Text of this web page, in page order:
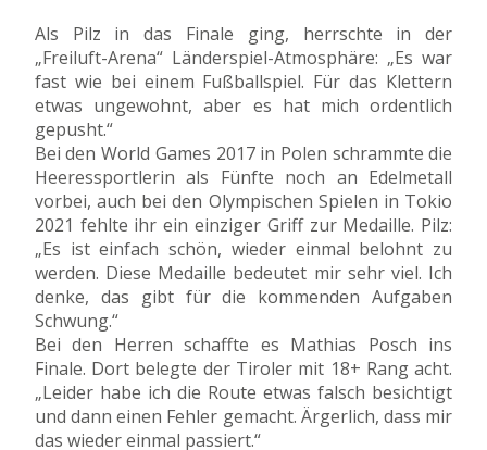
Als Pilz in das Finale ging, herrschte in der
„Freiluft-Arena“ Länderspiel-Atmosphäre: „Es war
fast wie bei einem Fußballspiel. Für das Klettern
etwas ungewohnt, aber es hat mich ordentlich
gepusht.“
Bei den World Games 2017 in Polen schrammte die
Heeressportlerin als Fünfte noch an Edelmetall
vorbei, auch bei den Olympischen Spielen in Tokio
2021 fehlte ihr ein einziger Griff zur Medaille. Pilz:
„Es ist einfach schön, wieder einmal belohnt zu
werden. Diese Medaille bedeutet mir sehr viel. Ich
denke, das gibt für die kommenden Aufgaben
Schwung.“
Bei den Herren schaffte es Mathias Posch ins
Finale. Dort belegte der Tiroler mit 18+ Rang acht.
„Leider habe ich die Route etwas falsch besichtigt
und dann einen Fehler gemacht. Ärgerlich, dass mir
das wieder einmal passiert.“